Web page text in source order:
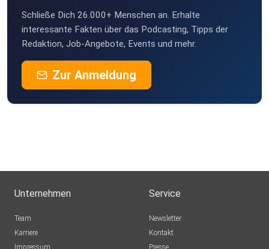
Schließe Dich 26.000+ Menschen an. Erhalte
interessante Fakten über das Podcasting, Tipps der
Redaktion, Job-Angebote, Events und mehr.
Zur Anmeldung
Unternehmen
Team
Karriere
Impressum
Service
Newsletter
Kontakt
Presse